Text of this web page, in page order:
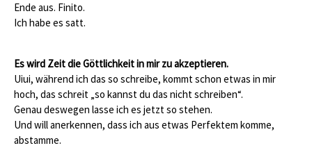
Ende aus. Finito.
Ich habe es satt.
Es wird Zeit die Göttlichkeit in mir zu akzeptieren.
Uiui, während ich das so schreibe, kommt schon etwas in mir
hoch, das schreit „so kannst du das nicht schreiben“.
Genau deswegen lasse ich es jetzt so stehen.
Und will anerkennen, dass ich aus etwas Perfektem komme,
abstamme.